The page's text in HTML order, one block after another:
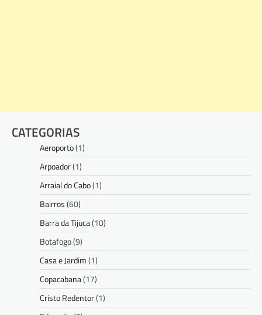
CATEGORIAS
Aeroporto(1)
Arpoador(1)
Arraial do Cabo(1)
Bairros(60)
Barra da Tijuca(10)
Botafogo(9)
Casa e Jardim(1)
Copacabana(17)
Cristo Redentor(1)